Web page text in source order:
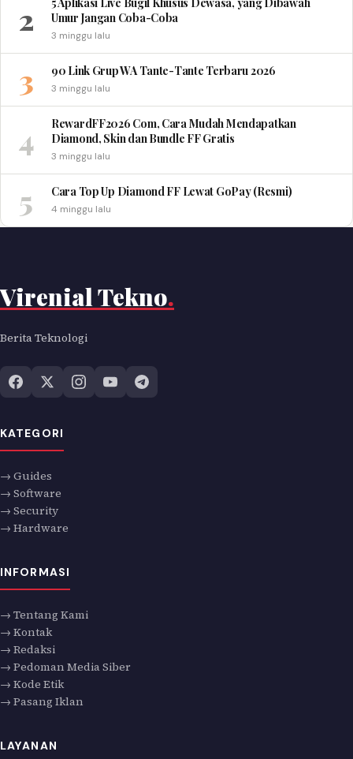
2
Umur Jangan Coba-Coba
3 minggu lalu
3 90 Link Grup WA Tante-Tante Terbaru 2026
3 minggu lalu
4
RewardFF2026 Com, Cara Mudah Mendapatkan
Diamond, Skin dan Bundle FF Gratis
3 minggu lalu
5 Cara Top Up Diamond FF Lewat GoPay (Resmi)
4 minggu lalu
Virenial Tekno.
Berita Teknologi
KATEGORI
→ Guides
→ Software
→ Security
→ Hardware
INFORMASI
→ Tentang Kami
→ Kontak
→ Redaksi
→ Pedoman Media Siber
→ Kode Etik
→ Pasang Iklan
LAYANAN